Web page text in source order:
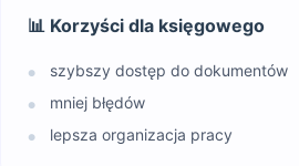
📊 Korzyści dla księgowego
● szybszy dostęp do dokumentów
● mniej błędów
● lepsza organizacja pracy